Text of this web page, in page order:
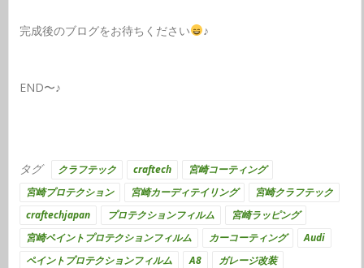
完成後のブログをお待ちください ♪
END〜♪
タグ クラフテック craftech
宮崎コーティング
宮崎プロテクション
宮崎カーディテイリング
宮崎クラフテック
craftechjapan
プロテクションフィルム
宮崎ラッピング
宮崎ペイントプロテクションフィルム
カーコーティング
Audi
ペイントプロテクションフィルム
A8
ガレージ改装